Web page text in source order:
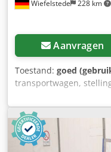
Wiefelstede 228 km
Aanvragen
Toestand: goed
transportwagen,
orderpickwagen,
insteekwagen -
Hoogte: 1600 mm -
roestvrij staal -
voorraad -Gewicht: 45